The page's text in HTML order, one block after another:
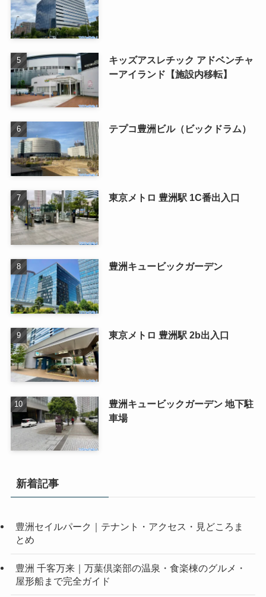
キッズアスレチック アドベンチャ
ーアイランド【施設内移転】
テプコ豊洲ビル（ビックドラム）
東京メトロ 豊洲駅 1C番出入口
豊洲キュービックガーデン
東京メトロ 豊洲駅 2b出入口
豊洲キュービックガーデン 地下駐
車場
新着記事
豊洲セイルパーク｜テナント・アクセス・見どころま
とめ
豊洲 千客万来｜万葉倶楽部の温泉・食楽棟のグルメ・
屋形船まで完全ガイド